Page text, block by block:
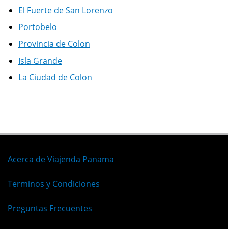
El Fuerte de San Lorenzo
Portobelo
Provincia de Colon
Isla Grande
La Ciudad de Colon
Acerca de Viajenda Panama
Terminos y Condiciones
Preguntas Frecuentes